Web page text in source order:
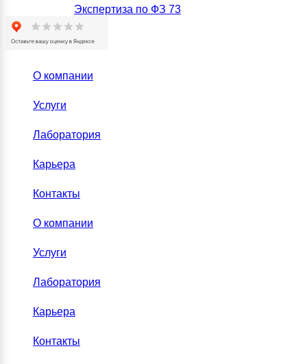
Экспертиза по ФЗ 73
О компании
Услуги
Лаборатория
Карьера
Контакты
О компании
Услуги
Лаборатория
Карьера
Контакты